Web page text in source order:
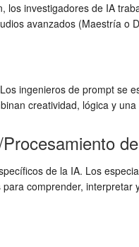
investigadores de IA
avanzados (Maestría
ingenieros de prompt
creatividad, lógica y
de la IA. Los
comprender,